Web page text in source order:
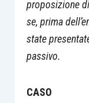
proposizione
se, prima
state
passivo.
CASO